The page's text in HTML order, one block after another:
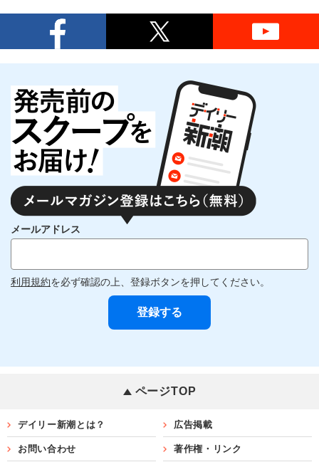
メールアドレス
利用規約を必ず確認の上、登録ボタンを押してください。
ページTOP
デイリー新潮とは？ 広告掲載
お問い合わせ 著作権・リンク